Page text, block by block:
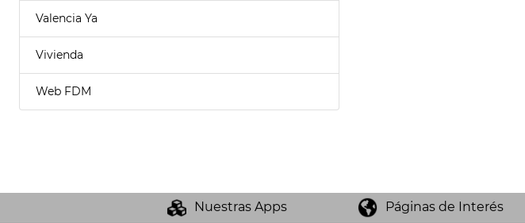
Valencia Ya
Vivienda
Web FDM
Nuestras Apps Páginas de Interés